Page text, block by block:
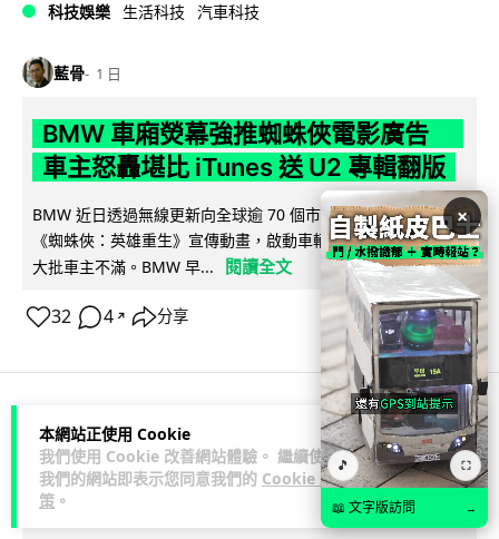
本網站正使用 Cookie
我們使用 Cookie 改善網站體驗。 繼續使用
我們的網站即表示您同意我們的 Cookie 政
策 。
科技娛樂 生活科技 汽車科技
藍骨 1 日
BMW 車廂熒幕強推蜘蛛俠電影廣告
車主怒轟堪比 iTunes 送 U2 專輯翻版
BMW 近日透過無線更新向全球逾 70 個市場車輛中控熒幕推送
《蜘蛛俠：英雄重生》宣傳動畫，啟動車輛即彈出通知，觸發
大批車主不滿。BMW 早...
閱讀全文
32 4 ↗ 分享
3C科技 流動音樂 音樂耳機
藍骨 1 日
×
🎵 ⛶
📖 文字版訪問 →